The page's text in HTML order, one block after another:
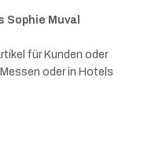
Sophie Muval
für Kunden oder
oder in Hotels